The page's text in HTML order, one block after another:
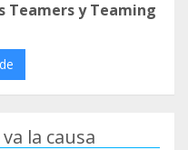
Teamers y Teaming
la causa